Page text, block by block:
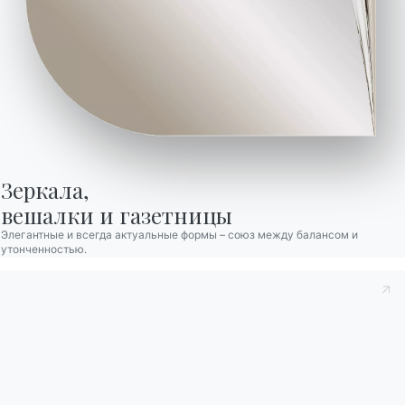
Зеркала,
вешалки и газетницы
Элегантные и всегда актуальные формы – союз между балансом и
утонченностью.
делает шпонированную столешницу
благородной и визуально похожей на
столешницу из массива.